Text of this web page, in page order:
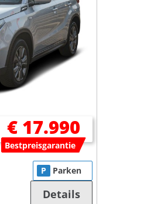
€ 17.990
Bestpreisgarantie
P Parken
Details